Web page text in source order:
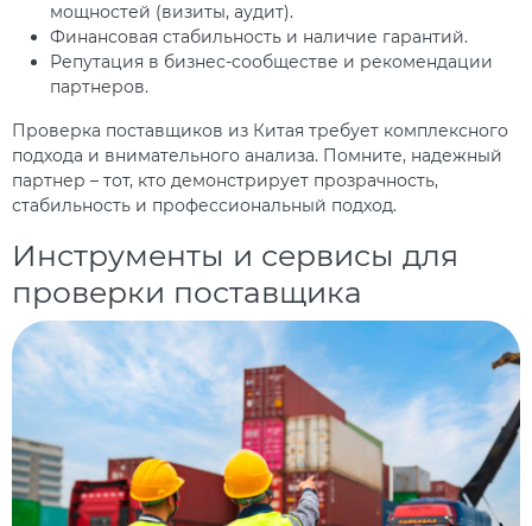
мощностей (визиты, аудит).
Финансовая стабильность и наличие гарантий.
Репутация в бизнес-сообществе и рекомендации
партнеров.
Проверка поставщиков из Китая требует комплексного
подхода и внимательного анализа. Помните, надежный
партнер – тот, кто демонстрирует прозрачность,
стабильность и профессиональный подход.
Инструменты и сервисы для
проверки поставщика